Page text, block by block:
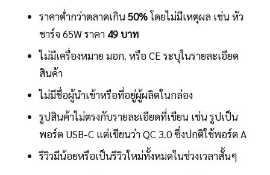
ราคาต่ำกว่าตลาดเกิน50%โดยไม่มีเหตุผล เช่น หัว
ชาร์จ 65W ราคา 49 บาท
ไม่มีเครื่องหมาย มอก. หรือ CE ระบุในรายละเอียด
สินค้า
ไม่มีชื่อผู้นำเข้าหรือที่อยู่ผู้ผลิตในกล่อง
รูปสินค้าไม่ตรงกับรายละเอียดที่เขียน เช่น รูปเป็น
พอร์ต USB-C แต่เขียนว่า QC 3.0 ซึ่งปกติใช้พอร์ต A
รีวิวมีน้อยหรือเป็นรีวิวใหม่ทั้งหมดในช่วงเวลาสั้นๆ